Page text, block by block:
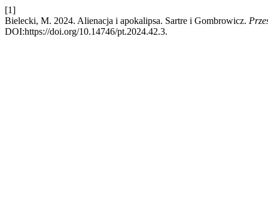
[1]
Bielecki, M. 2024. Alienacja i apokalipsa. Sartre i Gombrowicz.
DOI:https://doi.org/10.14746/pt.2024.42.3.